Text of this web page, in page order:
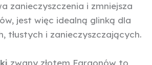
zanieczyszczenia i zmniejsza
jest więc idealną glinką dla
tłustych i zanieczyszczających.
zwany złotem Faraonów to